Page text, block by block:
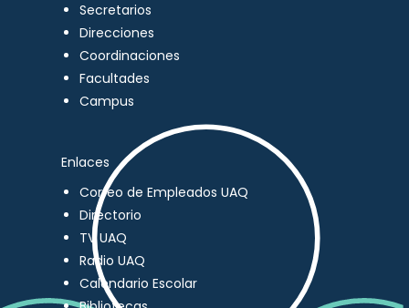
Secretarios
Direcciones
Coordinaciones
Facultades
Campus
Enlaces
Correo de Empleados UAQ
Directorio
TV UAQ
Radio UAQ
Calendario Escolar